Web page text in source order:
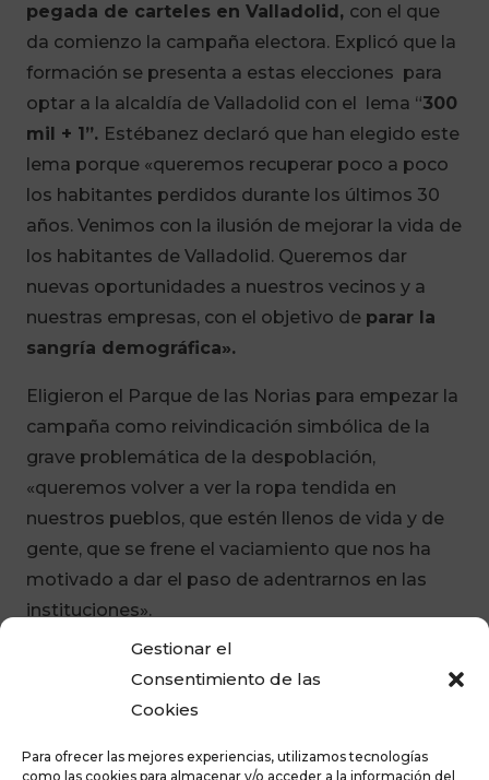
Gestionar el
Consentimiento de las
Cookies
Para ofrecer las mejores experiencias, utilizamos tecnologías
como las cookies para almacenar y/o acceder a la información del
pegada de carteles en Valladolid, con el que
da comienzo la campaña electora. Explicó que la
formación se presenta a estas elecciones para
optar a la alcaldía de Valladolid con el lema “300
mil + 1”. Estébanez declaró que han elegido este
lema porque «queremos recuperar poco a poco
los habitantes perdidos durante los últimos 30
años. Venimos con la ilusión de mejorar la vida de
los habitantes de Valladolid. Queremos dar
nuevas oportunidades a nuestros vecinos y a
nuestras empresas, con el objetivo de parar la
sangría demográfica».
Eligieron el Parque de las Norias para empezar la
campaña como reivindicación simbólica de la
grave problemática de la despoblación,
«queremos volver a ver la ropa tendida en
nuestros pueblos, que estén llenos de vida y de
gente, que se frene el vaciamiento que nos ha
motivado a dar el paso de adentrarnos en las
instituciones».
Trasladó que desde la formación política España
«apostamos por nuestros jóvenes, por
el retorno del talento,
que necesita nuestro apoyo».